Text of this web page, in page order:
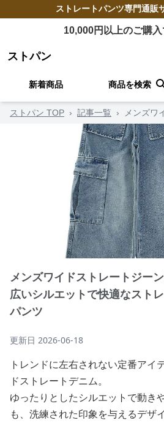
ストレートパンツ専門通販
10,000円以上のご購
ストパン
新着商品 商品を検索
ストパン TOP › 記事一覧 › メンズワ
メンズワイドストレートジー
広いシルエットで快適なスト
パンツ
更新日 2026-06-18
トレンドに左右されない定番アイ
ドストレートデニム。
ゆったりとしたシルエットで動き
も、洗練された印象を与えるデザ